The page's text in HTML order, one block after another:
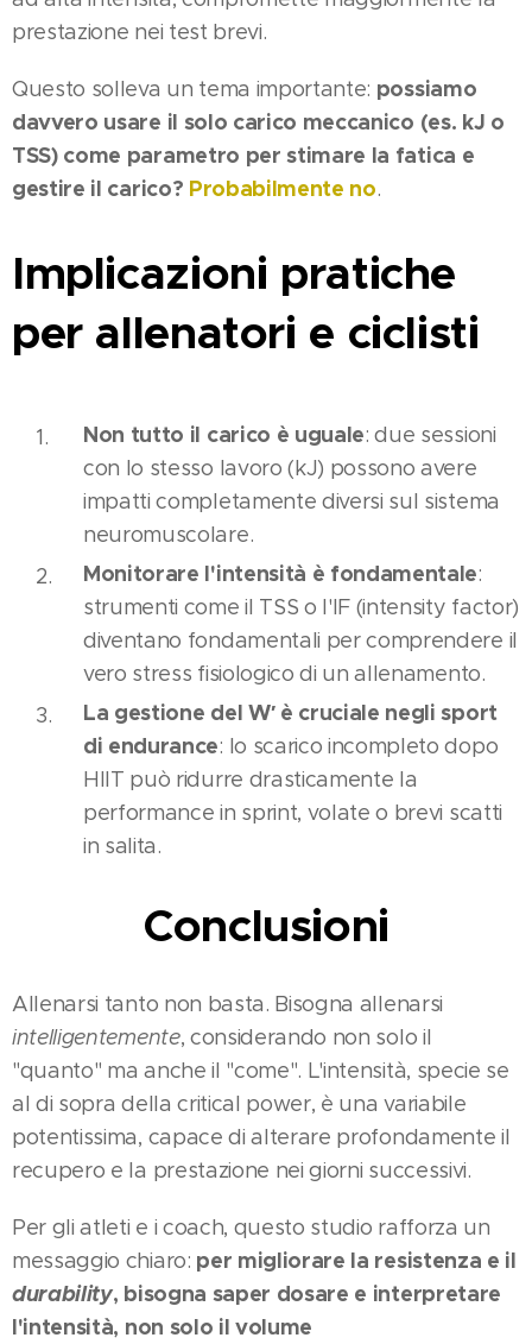
prestazione nei test brevi.
Questo solleva un tema importante: possiamo
davvero usare il solo carico meccanico (es. kJ o
TSS) come parametro per stimare la fatica e
gestire il carico? Probabilmente no.
Implicazioni pratiche
per allenatori e ciclisti
Non tutto il carico è uguale: due sessioni
con lo stesso lavoro (kJ) possono avere
impatti completamente diversi sul sistema
neuromuscolare.
Monitorare l'intensità è fondamentale:
strumenti come il TSS o l'IF (intensity factor)
diventano fondamentali per comprendere il
vero stress fisiologico di un allenamento.
La gestione del W′ è cruciale negli sport
di endurance: lo scarico incompleto dopo
HIIT può ridurre drasticamente la
performance in sprint, volate o brevi scatti
in salita.
Conclusioni
Allenarsi tanto non basta. Bisogna allenarsi
intelligentemente, considerando non solo il
"quanto" ma anche il "come". L'intensità, specie se
al di sopra della critical power, è una variabile
potentissima, capace di alterare profondamente il
recupero e la prestazione nei giorni successivi.
Per gli atleti e i coach, questo studio rafforza un
messaggio chiaro: per migliorare la resistenza e il
durability, bisogna saper dosare e interpretare
l'intensità, non solo il volume